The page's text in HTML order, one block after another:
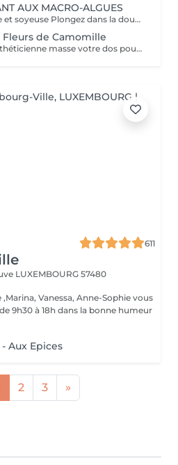
AUX MACRO-ALGUES
Retrouvez une peau douce et soyeuse Plongez dans la douceur tropicale dIndonésie à travers les notes épicées des huiles essentielles de Girofle et de Muscade. Ce gommage aux effluves chauds et naturels vous transporte tout en exfoliant délicatement votre peau : elle est douce, lumineuse et satinée.
Fleurs de Camomille
Le temps du soin, notre esthéticienne masse votre dos pour un confort sans précédent.
611
LUXEMBOURG 57480
Vanessa, Anne-Sophie vous
9h30 à 18h dans la bonne humeur
- Aux Epices
2 3 »